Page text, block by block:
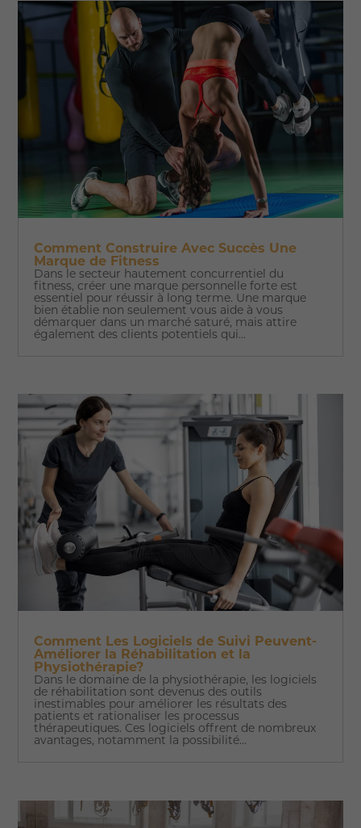
Comment Construire Avec Succès Une
Marque de Fitness
Dans le secteur hautement concurrentiel du
fitness, créer une marque personnelle forte est
essentiel pour réussir à long terme. Une marque
bien établie non seulement vous aide à vous
démarquer dans un marché saturé, mais attire
également des clients potentiels qui...
Comment Les Logiciels de Suivi Peuvent-
Améliorer la Réhabilitation et la
Physiothérapie?
Dans le domaine de la physiothérapie, les logiciels
de réhabilitation sont devenus des outils
inestimables pour améliorer les résultats des
patients et rationaliser les processus
thérapeutiques. Ces logiciels offrent de nombreux
avantages, notamment la possibilité...